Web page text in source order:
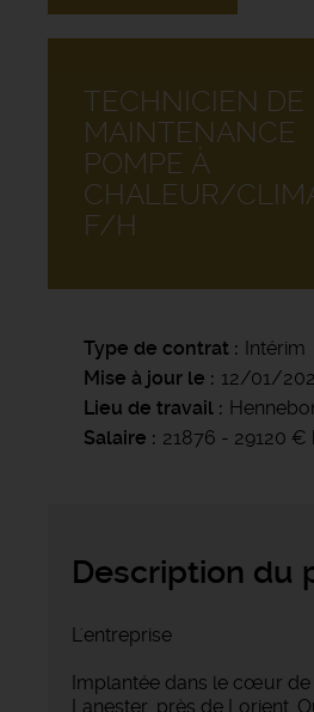
TECHNICIEN DE
MAINTENANCE
POMPE À
CHALEUR/
F/H
Type de contrat
Intérim
Mise à jour le
12/01/
Lieu de travail
Salaire
21876 - 29120
Description du
L'entreprise
Implantée dans le cœur de
Lanester, près de Lorient,